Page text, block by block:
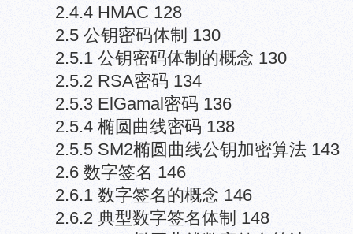
2.4.4 HMAC 128
2.5 公钥密码体制 130
2.5.1 公钥密码体制的概念 130
2.5.2 RSA密码 134
2.5.3 ElGamal密码 136
2.5.4 椭圆曲线密码 138
2.5.5 SM2椭圆曲线公钥加密算法 143
2.6 数字签名 146
2.6.1 数字签名的概念 146
2.6.2 典型数字签名体制 148